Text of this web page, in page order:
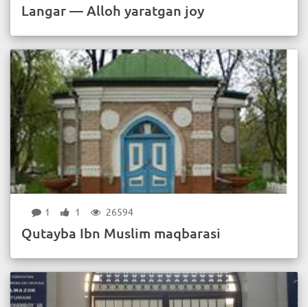
Langar — Alloh yaratgan joy
1 1 26594
Qutayba Ibn Muslim maqbarasi